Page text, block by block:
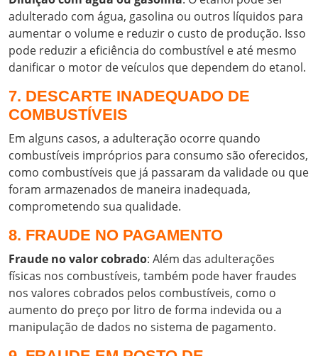
adulterado com água, gasolina ou outros líquidos para
aumentar o volume e reduzir o custo de produção. Isso
pode reduzir a eficiência do combustível e até mesmo
danificar o motor de veículos que dependem do etanol.
7. DESCARTE INADEQUADO DE
COMBUSTÍVEIS
Em alguns casos, a adulteração ocorre quando
combustíveis impróprios para consumo são oferecidos,
como combustíveis que já passaram da validade ou que
foram armazenados de maneira inadequada,
comprometendo sua qualidade.
8. FRAUDE NO PAGAMENTO
Fraude no valor cobrado: Além das adulterações
físicas nos combustíveis, também pode haver fraudes
nos valores cobrados pelos combustíveis, como o
aumento do preço por litro de forma indevida ou a
manipulação de dados no sistema de pagamento.